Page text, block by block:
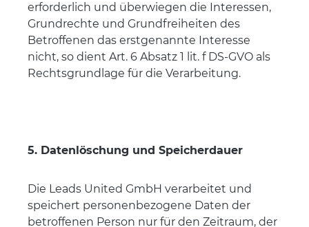
erforderlich und überwiegen die Interessen,
Grundrechte und Grundfreiheiten des
Betroffenen das erstgenannte Interesse
nicht, so dient Art. 6 Absatz 1 lit. f DS-GVO als
Rechtsgrundlage für die Verarbeitung.
5. Datenlöschung und Speicherdauer
Die Leads United GmbH verarbeitet und
speichert personenbezogene Daten der
betroffenen Person nur für den Zeitraum, der